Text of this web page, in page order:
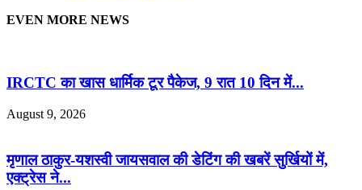
EVEN MORE NEWS
IRCTC का खास धार्मिक टूर पैकेज, 9 रात 10 दिन में...
August 9, 2026
मृणाल ठाकुर-यशस्वी जायसवाल की डेटिंग की खबरें सुर्खियों में,
एक्ट्रेस ने...